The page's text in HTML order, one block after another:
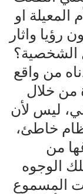
المعيلة او
رؤيا واثار
الشخصية؟
من واقع
من خلال
ليس لأن
نظام خاطئ،
من
الوجوه
المسموع